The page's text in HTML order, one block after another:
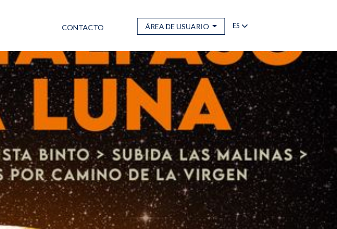
CONTACTO ÁREA DE USUARIO ES